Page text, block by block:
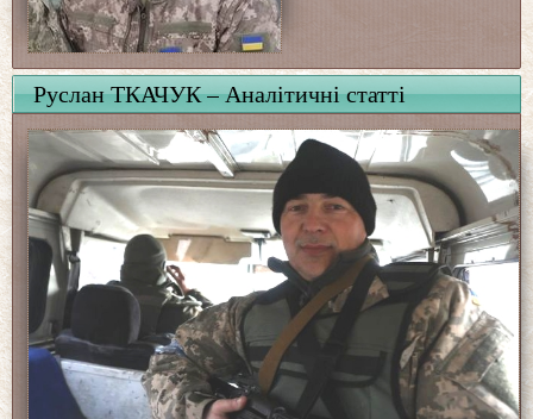
Руслан ТКАЧУК – Аналітичні статті